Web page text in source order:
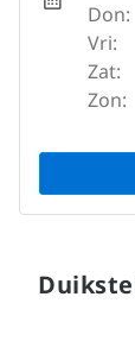
Don:
Vri:
Zat:
Zon: